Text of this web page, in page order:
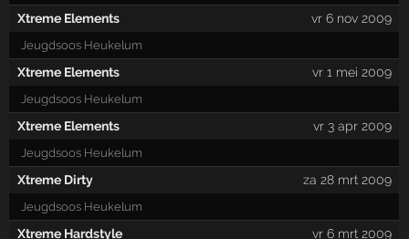
Xtreme Elements vr 6 nov 2009
Jeugdsoos Heukelum
Xtreme Elements vr 1 mei 2009
Jeugdsoos Heukelum
Xtreme Elements vr 3 apr 2009
Jeugdsoos Heukelum
Xtreme Dirty za 28 mrt 2009
Jeugdsoos Heukelum
Xtreme Hardstyle vr 6 mrt 2009